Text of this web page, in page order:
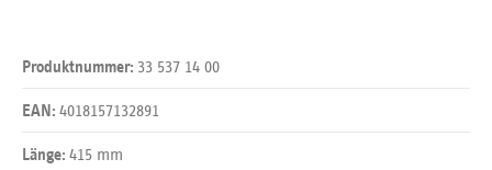
Produktnummer: 33 537 14 00
EAN: 4018157132891
Länge: 415 mm